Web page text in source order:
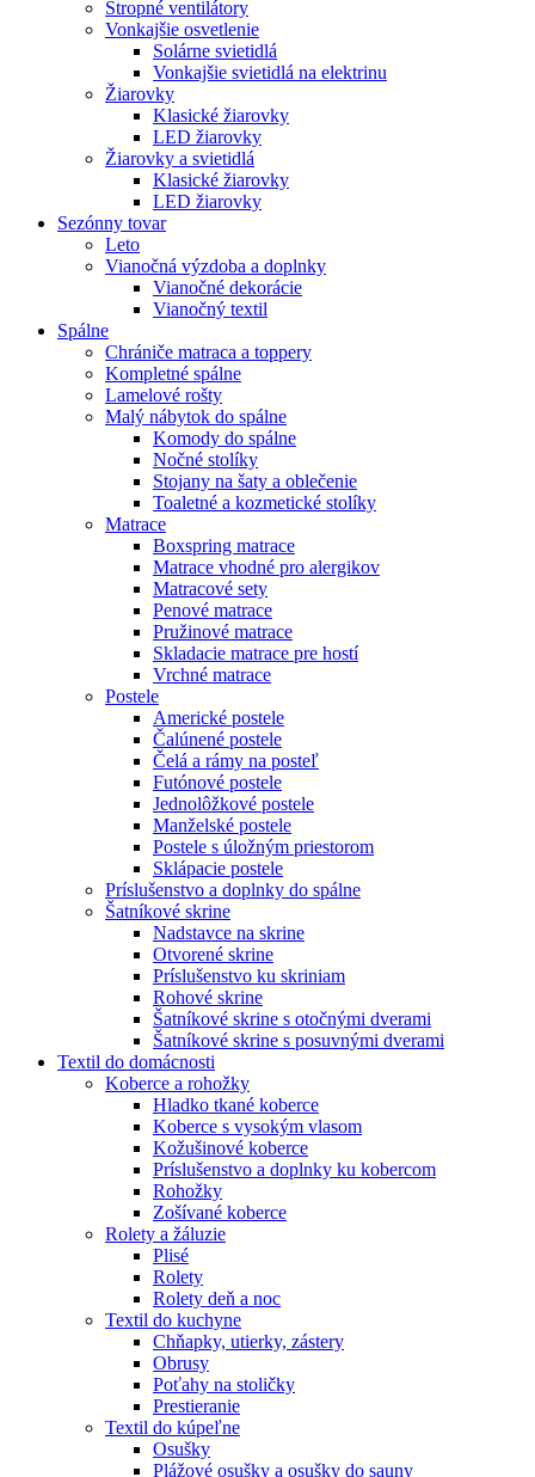
Stropné ventilátory
Vonkajšie osvetlenie
Solárne svietidlá
Vonkajšie svietidlá na elektrinu
Žiarovky
Klasické žiarovky
LED žiarovky
Žiarovky a svietidlá
Klasické žiarovky
LED žiarovky
Sezónny tovar
Leto
Vianočná výzdoba a doplnky
Vianočné dekorácie
Vianočný textil
Spálne
Chrániče matraca a toppery
Kompletné spálne
Lamelové rošty
Malý nábytok do spálne
Komody do spálne
Nočné stolíky
Stojany na šaty a oblečenie
Toaletné a kozmetické stolíky
Matrace
Boxspring matrace
Matrace vhodné pro alergikov
Matracové sety
Penové matrace
Pružinové matrace
Skladacie matrace pre hostí
Vrchné matrace
Postele
Americké postele
Čalúnené postele
Čelá a rámy na posteľ
Futónové postele
Jednolôžkové postele
Manželské postele
Postele s úložným priestorom
Sklápacie postele
Príslušenstvo a doplnky do spálne
Šatníkové skrine
Nadstavce na skrine
Otvorené skrine
Príslušenstvo ku skriniam
Rohové skrine
Šatníkové skrine s otočnými dverami
Šatníkové skrine s posuvnými dverami
Textil do domácnosti
Koberce a rohožky
Hladko tkané koberce
Koberce s vysokým vlasom
Kožušinové koberce
Príslušenstvo a doplnky ku kobercom
Rohožky
Zošívané koberce
Rolety a žáluzie
Plisé
Rolety
Rolety deň a noc
Textil do kuchyne
Chňapky, utierky, zástery
Obrusy
Poťahy na stoličky
Prestieranie
Textil do kúpeľne
Osušky
Plážové osušky a osušky do sauny